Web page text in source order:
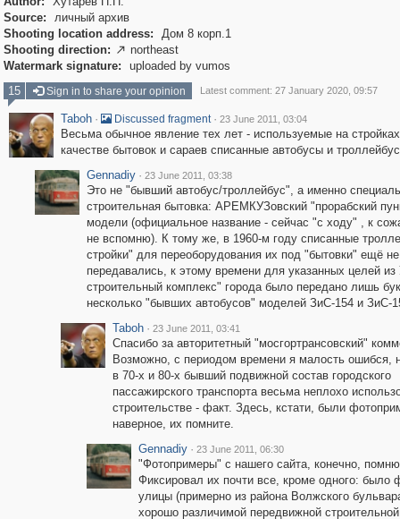
Source:
личный архив
Shooting location address:
Дом 8 корп.1
Shooting direction:  northeast
Watermark signature:
uploaded by vumos
15
Sign in to share your opinion Latest comment: 27 January 2020, 09:57
Taboh · Discussed fragment · 23 June 2011, 03:04
Весьма обычное явление тех лет - используемые на
качестве бытовок и сараев списанные автобусы и
Gennadiy · 23 June 2011, 03:38
Это не "бывший автобус/троллейбус", а именно
строительная бытовка: АРЕМКУЗовский "прорабский
модели (официальное название - сейчас "с ходу" , к
не вспомню). К тому же, в 1960-м году списанные
стройки" для переоборудования их под "бытовки" ещё не
передавались, к этому времени для указанных целей
строительный комплекс" города было передано лишь
несколько "бывших автобусов" моделей ЗиС-154 и ЗиС-
Taboh · 23 June 2011, 03:41
Спасибо за авторитетный "мосгортрансовский"
Возможно, с периодом времени я малость ошибся,
в 70-х и 80-х бывший подвижной состав городского
пассажирского транспорта весьма неплохо
строительстве - факт. Здесь, кстати, были
наверное, их помните.
Gennadiy · 23 June 2011, 06:30
"Фотопримеры" с нашего сайта, конечно,
Фиксировал их почти все, кроме одного: было
улицы (примерно из района Волжского
хорошо различимой передвижной